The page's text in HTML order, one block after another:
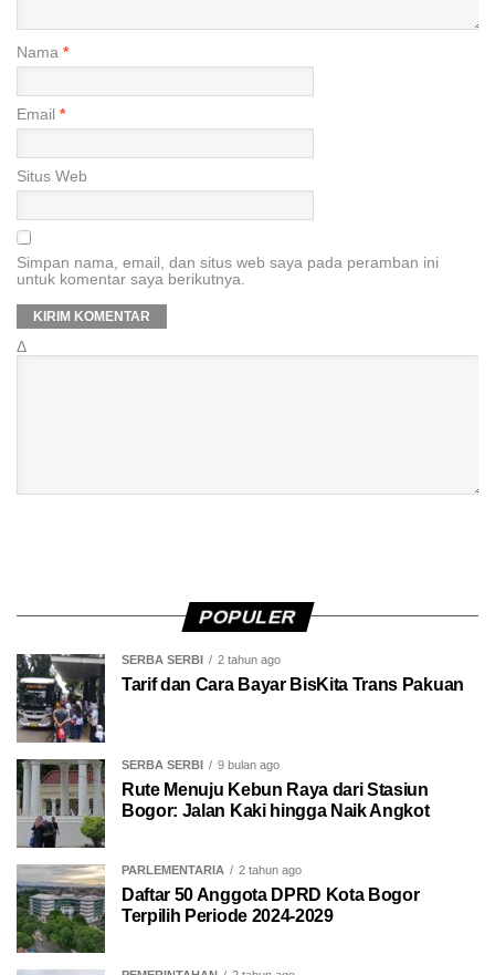
Nama *
Email *
Situs Web
Simpan nama, email, dan situs web saya pada peramban ini
untuk komentar saya berikutnya.
Δ
POPULER
SERBA SERBI 2 tahun ago
Tarif dan Cara Bayar BisKita Trans Pakuan
SERBA SERBI 9 bulan ago
Rute Menuju Kebun Raya dari Stasiun
Bogor: Jalan Kaki hingga Naik Angkot
PARLEMENTARIA 2 tahun ago
Daftar 50 Anggota DPRD Kota Bogor
Terpilih Periode 2024-2029